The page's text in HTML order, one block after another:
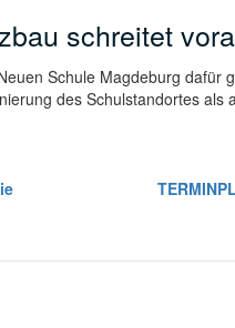
schreitet
Schule Magdeburg dafür
des Schulstandortes als